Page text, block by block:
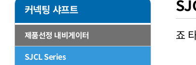
커넥팅 샤프트
제품선정 내비게이터
SJCL Series
죠